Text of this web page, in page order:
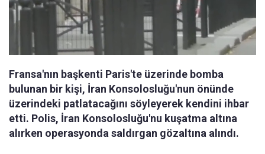
Fransa'nın başkenti Paris'te üzerinde bomba
bulunan bir kişi, İran Konsolosluğu'nun önünde
üzerindeki patlatacağını söyleyerek kendini ihbar
etti. Polis, İran Konsolosluğu'nu kuşatma altına
alırken operasyonda saldırgan gözaltına alındı.